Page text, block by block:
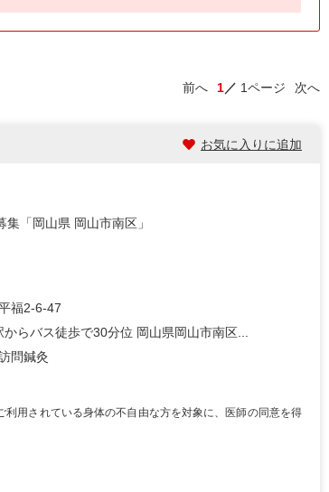
前へ 1 1ページ 次へ
お気に入りに追加
「岡山県 岡山市南区」
福2-6-47
らバス徒歩で30分位 岡山県岡山市南区...
問鍼灸
用されている身体の不自由な方を対象に、医師の同意を得